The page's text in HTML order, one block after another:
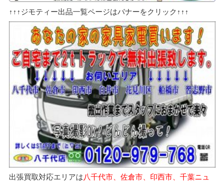
↑↑↑ジモティー出品一覧ページはバナーをクリック↑↑↑
出張買取対応エリアは八千代市、佐倉市、印西市、千葉ニュ